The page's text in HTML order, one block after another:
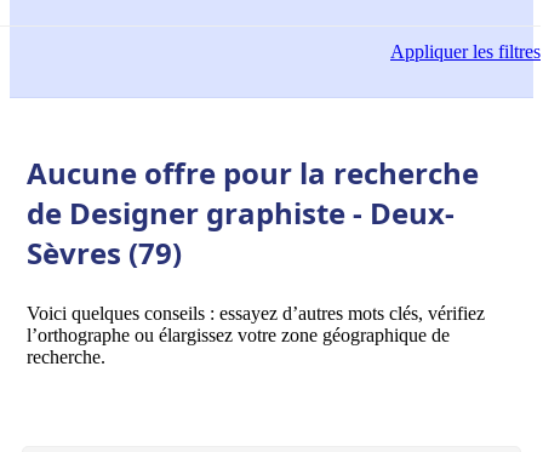
Appliquerles filtres
Aucune offre pour la recherche
de Designer graphiste - Deux-
Sèvres (79)
Voici quelques conseils : essayez d’autres mots clés, vérifiez
l’orthographe ou élargissez votre zone géographique de
recherche.